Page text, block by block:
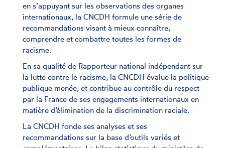
en s’appuyant sur les observations des organes
internationaux, la CNCDH formule une série de
recommandations visant à mieux connaître,
comprendre et combattre toutes les formes de
racisme.
En sa qualité de Rapporteur national indépendant sur
la lutte contre le racisme, la CNCDH évalue la politique
publique menée, et contribue au contrôle du respect
par la France de ses engagements internationaux en
matière d’élimination de la discrimination raciale.
La CNCDH fonde ses analyses et ses
recommandations sur la base d’outils variés et